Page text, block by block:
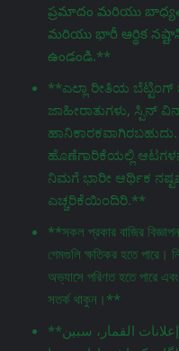
ప్రమాదం మరియు
మరియు భారీ ఆర్థిక
ఉండండి.**
**ಎಲ್ಲಾ ರೀತಿಯ ಬೆಟ್ಟಿಂಗ್
ಜಾಹೀರಾತುಗಳು, ಸ್ಪಿನ್
ಹೊಣೆಗಾರಿಕೆಯಲ್ಲಿ
ನಿಮಗೆ ಭಾರೀ ಆರ್ಥಿಕ
ಎಚ್ಚರಿಕೆಯಿಂದಿರಿ.**
**সকল প্রকার বাজির
গেমগুলি ক্ষতিকর হতে পারে।
অভ্যাসে পরিণত হতে পারে
সতর্ক থাকুন।**
**جميع أنواع إعلانات المراهنات، إعلانات القمار، سبين